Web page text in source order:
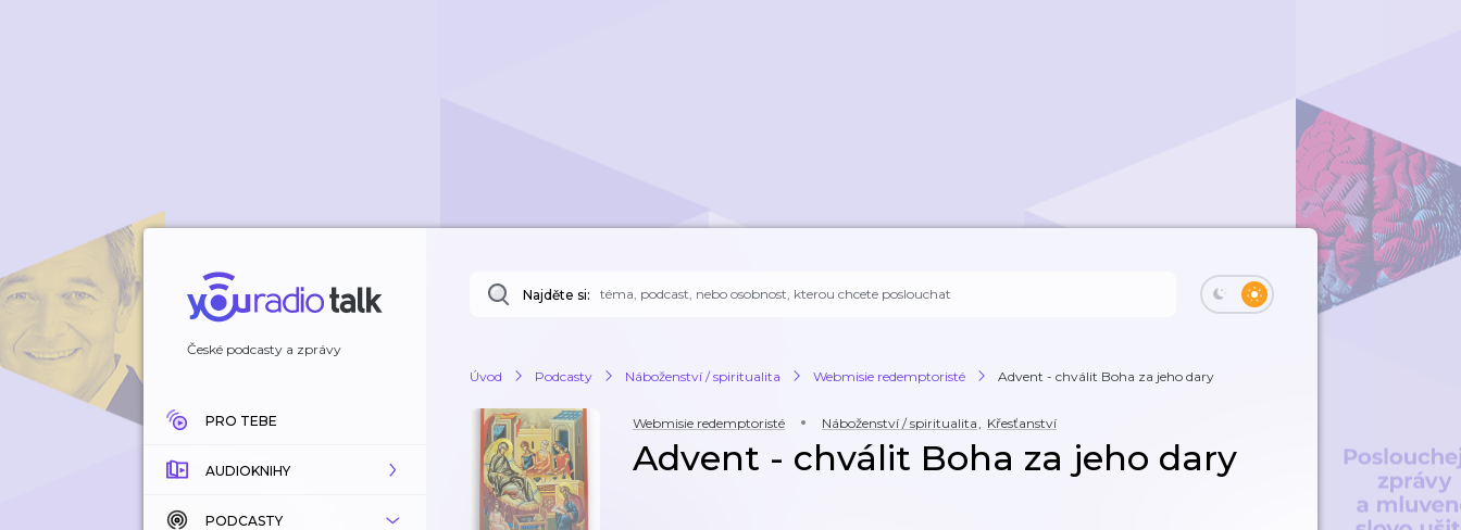
České podcasty a zprávy
PRO TEBE
AUDIOKNIHY
KATALOG
PODCASTY
Najděte si:
Úvod Podcasty Náboženství / spiritualita Webmisie redemptoristé Advent - chválit Boha za jeho dary
Webmisie redemptoristé Náboženství / spiritualita, Křesťanství
Advent - chválit Boha za jeho dary